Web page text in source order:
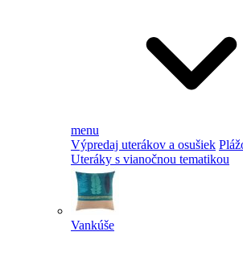
menu
Výpredaj uterákov a osušiek
Uteráky s vianočnou tematikou
Vankúše